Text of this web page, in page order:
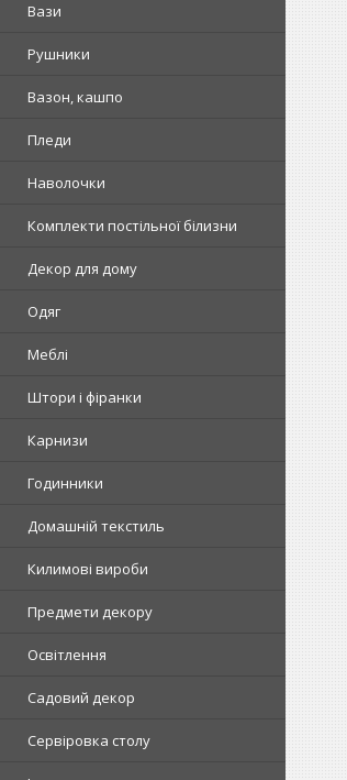
Вази
Рушники
Вазон, кашпо
Пледи
Наволочки
Комплекти постільної білизни
Декор для дому
Одяг
Меблі
Штори і фіранки
Карнизи
Годинники
Домашній текстиль
Килимові вироби
Предмети декору
Освітлення
Садовий декор
Сервіровка столу